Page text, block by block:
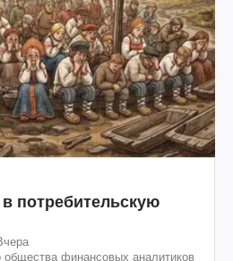
потребительскую
общества финансовых аналитиков